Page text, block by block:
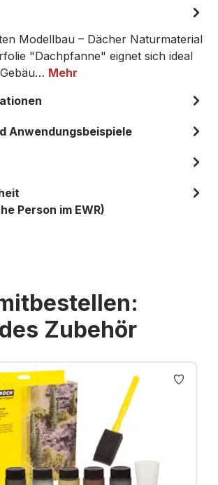
Modellbau – Dächer Naturmaterial
"Dachpfanne" eignet sich ideal
Mehr
Anwendungsbeispiele
Person im EWR)
Zubehör